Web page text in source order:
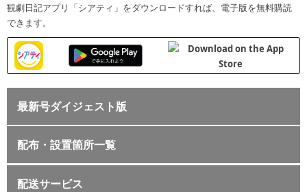
観劇日記アプリ「シアティ」をダウンロードすれば、電子版を無料購読
できます。
最新号ダイジェスト版
配布・設置箇所一覧
配送サービス